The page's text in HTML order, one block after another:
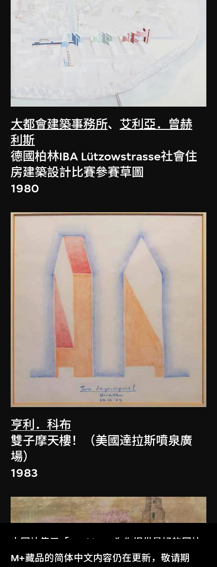
大都會建築事務所、 艾利亞．曾赫
利斯
德國柏林IBA Lützowstrasse社會住
房建築設計比賽參賽草圖
1980
亨利．科布
雙子摩天樓！（美國達拉斯噴泉廣
場）
1983
本网站使用「Cookies」为你提供最好的网站
体验。
M+藏品的简体中文内容仍在更新，敬请期